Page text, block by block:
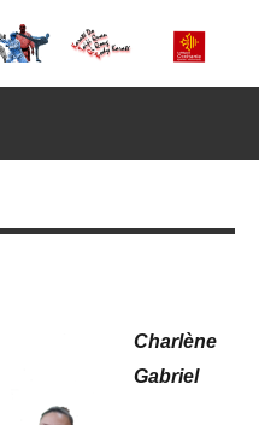
Charlène
Gabriel